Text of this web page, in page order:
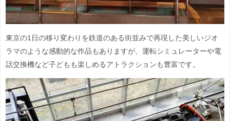
東京の1日の移り変わりを鉄道のある街並みで再現した美しいジオ
ラマのような感動的な作品もありますが、運転シミュレーターや電
話交換機など子どもも楽しめるアトラクションも豊富です。